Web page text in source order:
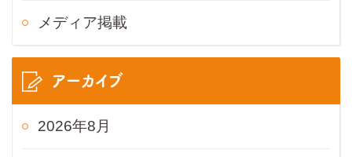
メディア掲載
アーカイブ
2026年8月